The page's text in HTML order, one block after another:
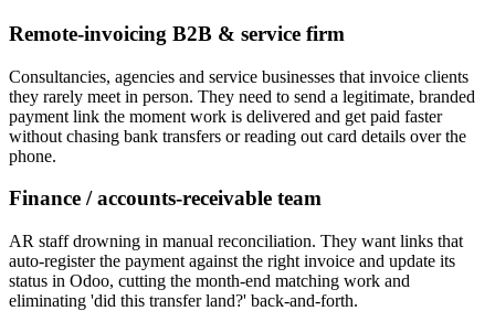
Remote-invoicing B2B & service firm
Consultancies, agencies and service businesses that invoice clients
they rarely meet in person. They need to send a legitimate, branded
payment link the moment work is delivered and get paid faster
without chasing bank transfers or reading out card details over the
phone.
Finance / accounts-receivable team
AR staff drowning in manual reconciliation. They want links that
auto-register the payment against the right invoice and update its
status in Odoo, cutting the month-end matching work and
eliminating 'did this transfer land?' back-and-forth.